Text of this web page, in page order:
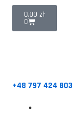
+48 797 424 803
0.00 zł
0